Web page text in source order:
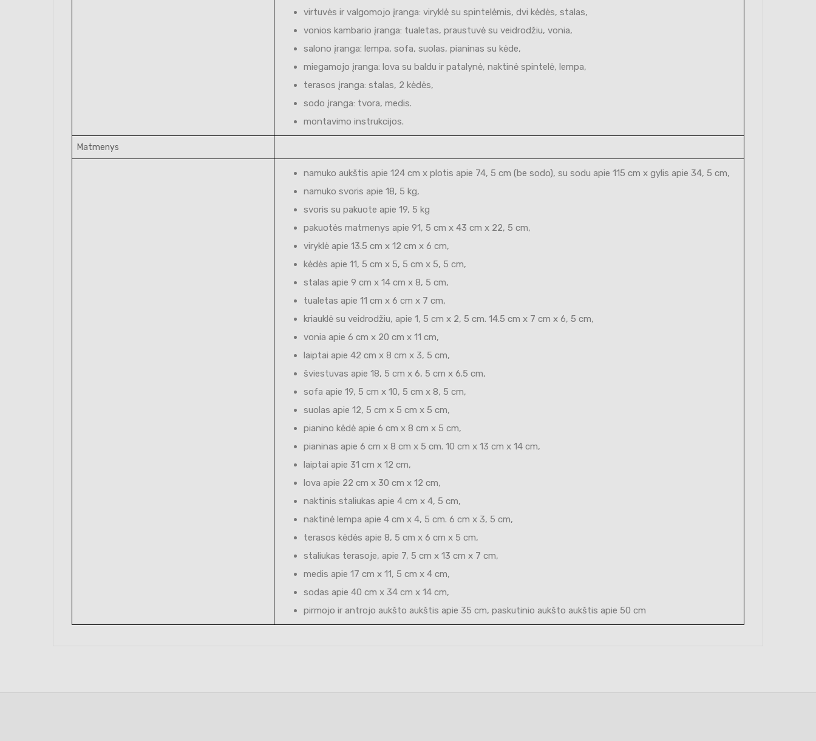
virtuvės ir valgomojo įranga: viryklė su spintelėmis, dvi kėdės, stalas,
vonios kambario įranga: tualetas, praustuvė su veidrodžiu, vonia,
salono įranga: lempa, sofa, suolas, pianinas su kėde,
miegamojo įranga: lova su baldu ir patalynė, naktinė spintelė, lempa,
terasos įranga: stalas, 2 kėdės,
sodo įranga: tvora, medis.
montavimo instrukcijos.
Matmenys
namuko aukštis apie 124 cm x plotis apie 74, 5 cm (be sodo), su sodu apie 115 cm x gylis apie 34, 5 cm,
namuko svoris apie 18, 5 kg,
svoris su pakuote apie 19, 5 kg
pakuotės matmenys apie 91, 5 cm x 43 cm x 22, 5 cm,
viryklė apie 13.5 cm x 12 cm x 6 cm,
kėdės apie 11, 5 cm x 5, 5 cm x 5, 5 cm,
stalas apie 9 cm x 14 cm x 8, 5 cm,
tualetas apie 11 cm x 6 cm x 7 cm,
kriauklė su veidrodžiu, apie 1, 5 cm x 2, 5 cm. 14.5 cm x 7 cm x 6, 5 cm,
vonia apie 6 cm x 20 cm x 11 cm,
laiptai apie 42 cm x 8 cm x 3, 5 cm,
šviestuvas apie 18, 5 cm x 6, 5 cm x 6.5 cm,
sofa apie 19, 5 cm x 10, 5 cm x 8, 5 cm,
suolas apie 12, 5 cm x 5 cm x 5 cm,
pianino kėdė apie 6 cm x 8 cm x 5 cm,
pianinas apie 6 cm x 8 cm x 5 cm. 10 cm x 13 cm x 14 cm,
laiptai apie 31 cm x 12 cm,
lova apie 22 cm x 30 cm x 12 cm,
naktinis staliukas apie 4 cm x 4, 5 cm,
naktinė lempa apie 4 cm x 4, 5 cm. 6 cm x 3, 5 cm,
terasos kėdės apie 8, 5 cm x 6 cm x 5 cm,
staliukas terasoje, apie 7, 5 cm x 13 cm x 7 cm,
medis apie 17 cm x 11, 5 cm x 4 cm,
sodas apie 40 cm x 34 cm x 14 cm,
pirmojo ir antrojo aukšto aukštis apie 35 cm, paskutinio aukšto aukštis apie 50 cm